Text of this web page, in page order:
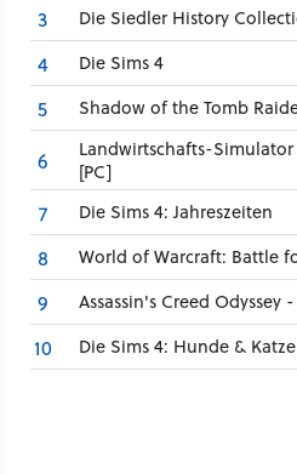
3 Die Siedler History
4 Die Sims 4
5 Shadow of the Tomb
6
Landwirtschafts-
[PC]
7 Die Sims 4: Jahreszeiten
8 World of Warcraft: Battle
9 Assassin's Creed
10 Die Sims 4: Hunde &